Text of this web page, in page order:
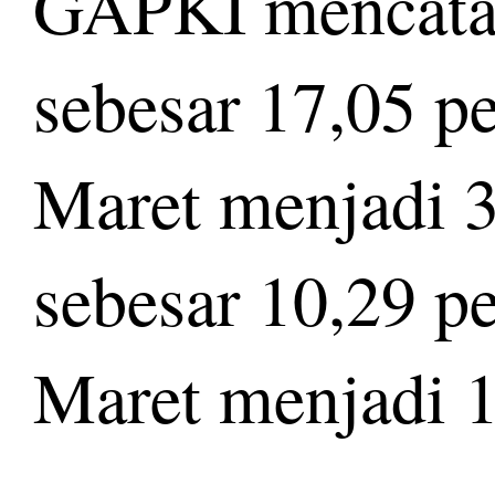
sebesar 17,05
Maret menjadi
sebesar 10,29
Maret menjadi